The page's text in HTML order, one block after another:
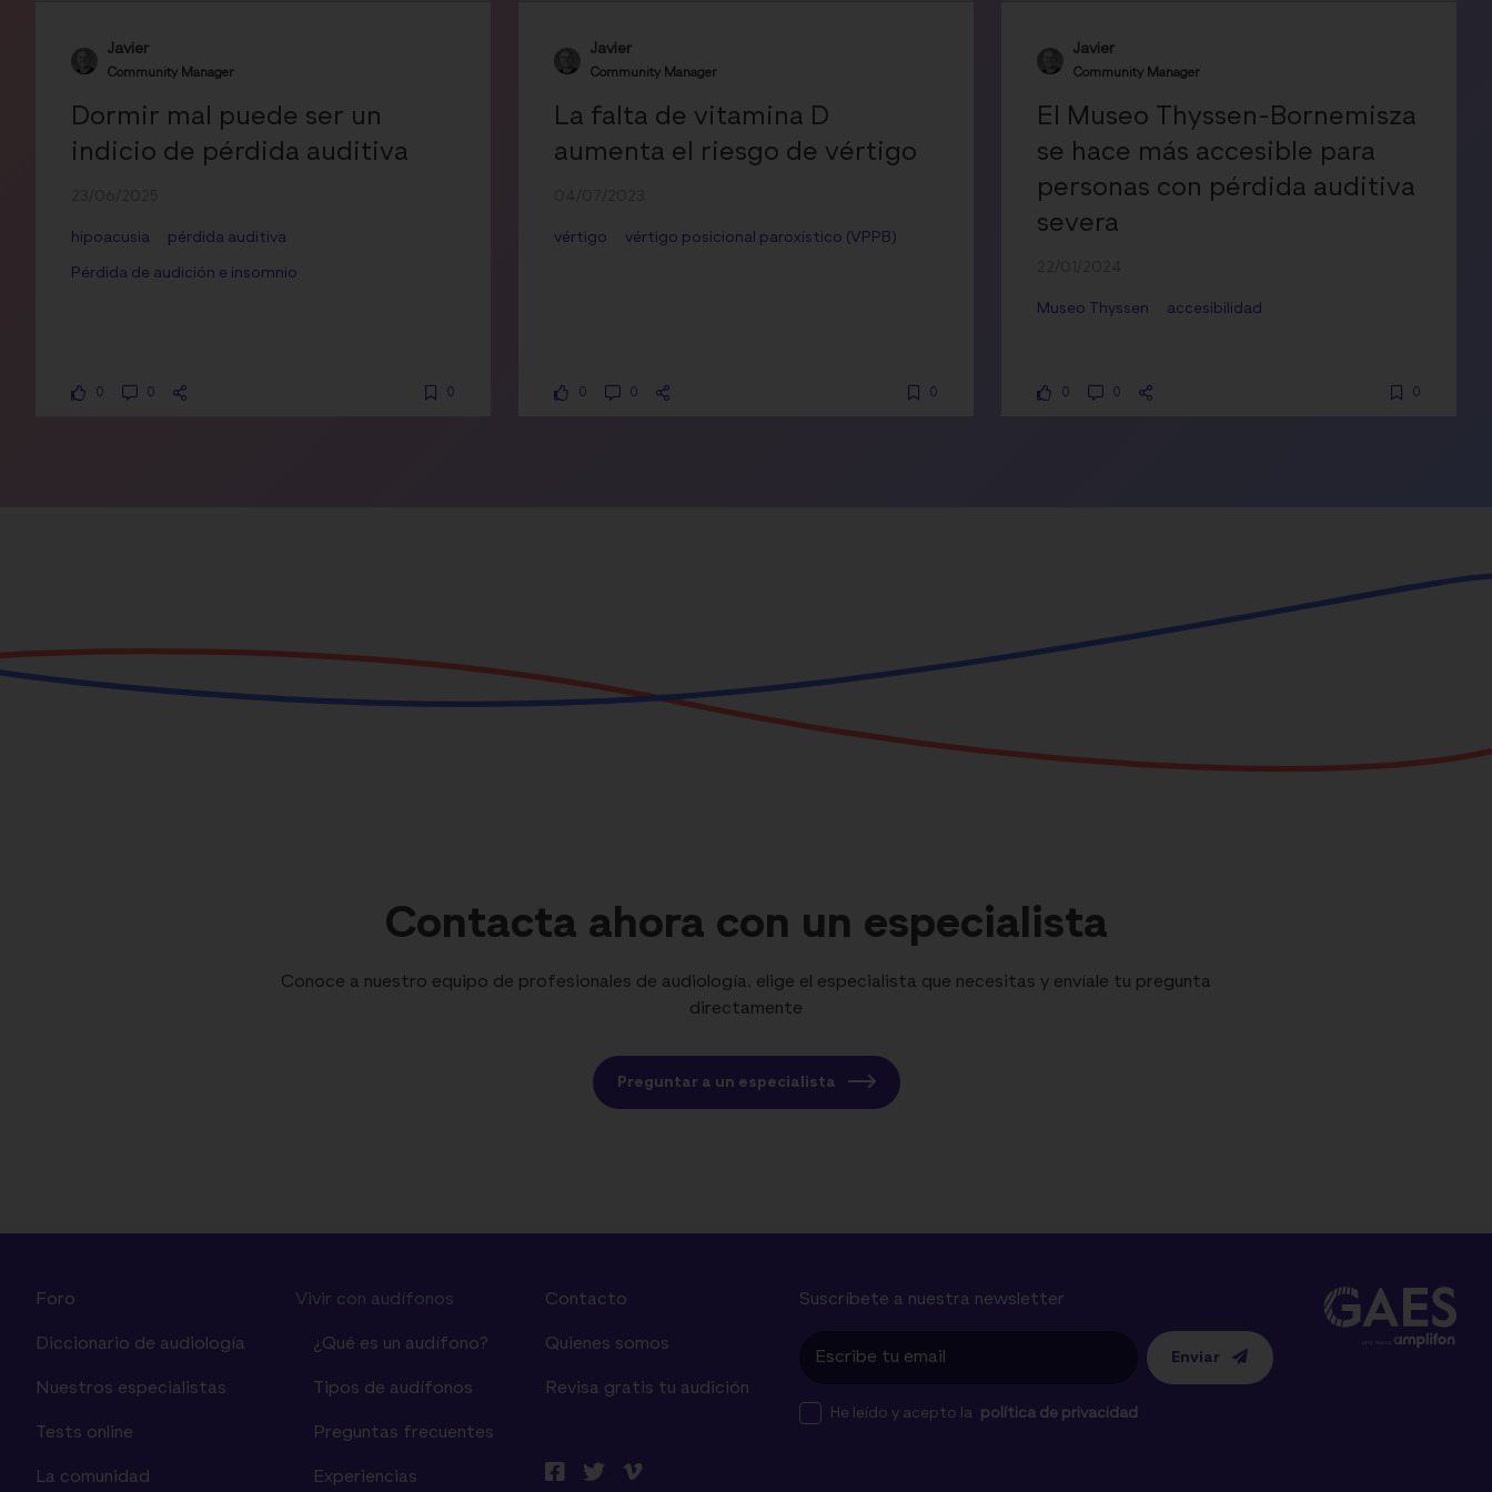
Javier
Community Manager
Dormir mal puede ser un
indicio de pérdida auditiva
hipoacusia pérdida auditiva
Pérdida de audición e insomnio
0 0 0
Javier
Community Manager
La falta de vitamina D
aumenta el riesgo de vértigo
vértigo vértigo posicional paroxístico (VPPB)
0 0 0
Javier
Community Manager
El Museo Thyssen-Bornemisza
se hace más accesible para
personas con pérdida auditiva
severa
Museo Thyssen accesibilidad
0 0 0
Contacta ahora con un especialista
Conoce a nuestro equipo de profesionales de audiología, elige el especialista que necesitas y envíale tu pregunta
directamente
Preguntar a un especialista
Foro
Diccionario de audiología
Nuestros especialistas
Tests online
La comunidad
Vivir con audífonos
¿Qué es un audífono?
Tipos de audífonos
Preguntas frecuentes
Experiencias
Contacto
Quienes somos
Revisa gratis tu audición
Suscríbete a nuestra newsletter
He leído y acepto la política de privacidad
Enviar